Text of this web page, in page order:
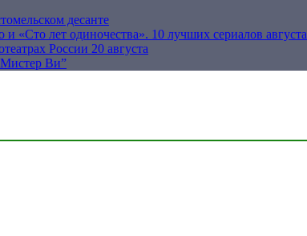
десанте
«Сто лет одиночества». 10 лучших сериалов августа
России 20 августа
Мистер Ви”